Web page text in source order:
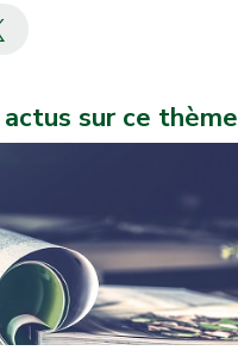
actus sur ce thème